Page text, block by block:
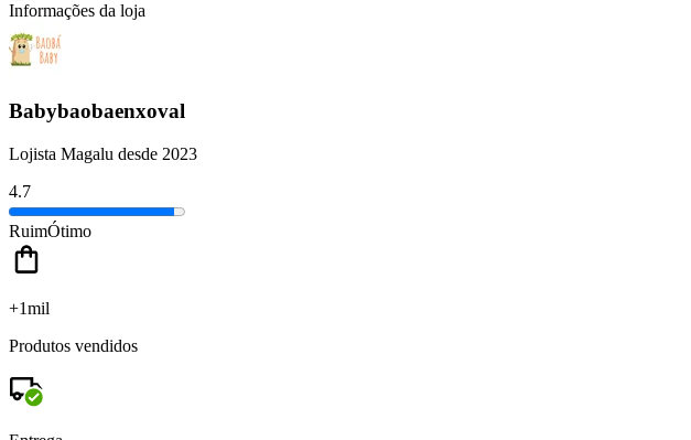
Informações da loja
Babybaobaenxoval
Lojista Magalu desde 2023
4.7
RuimÓtimo
+1mil
Produtos vendidos